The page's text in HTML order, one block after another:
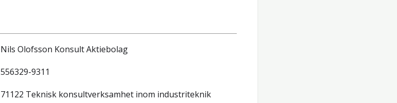
Nils Olofsson Konsult Aktiebolag
556329-9311
71122 Teknisk konsultverksamhet inom industriteknik